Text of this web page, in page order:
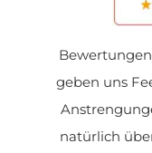
geben uns
natürlich